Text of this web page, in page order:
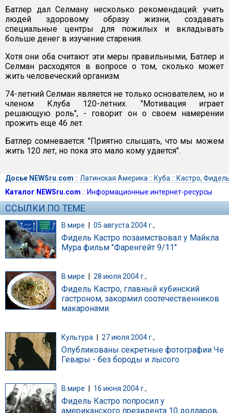
Батлер дал Селману несколько рекомендаций: учить
людей здоровому образу жизни, создавать
специальные центры для пожилых и вкладывать
больше денег в изучение старения.
Хотя они оба считают эти меры правильными, Батлер и
Селман расходятся в вопросе о том, сколько может
жить человеческий организм.
74-летний Селман является не только основателем, но и
членом Клуба 120-летних. "Мотивация играет
решающую роль", - говорит он о своем намерении
прожить еще 46 лет.
Батлер сомневается: "Приятно слышать, что мы можем
жить 120 лет, но пока это мало кому удается".
Досье NEWSru.com :: Латинская Америка :: Куба :: Кастро,
Каталог NEWSru.com :: Информационные интернет-ресурсы
ССЫЛКИ ПО ТЕМЕ
В мире | 05 августа 2004 г.,
Фидель Кастро позаимствовал у Майкла
Мура фильм "Фаренгейт 9/11"
В мире 28 июля 2004 г.,
Фидель Кастро, главный кубинский
гастроном, закормил соотечественников
макаронами
Культура 27 июля 2004 г.,
Опубликованы секретные фотографии Че
Гевары - без бороды и лысого
В мире 16 июня 2004 г.,
Фидель Кастро попросил у
американского президента 10 долларов,